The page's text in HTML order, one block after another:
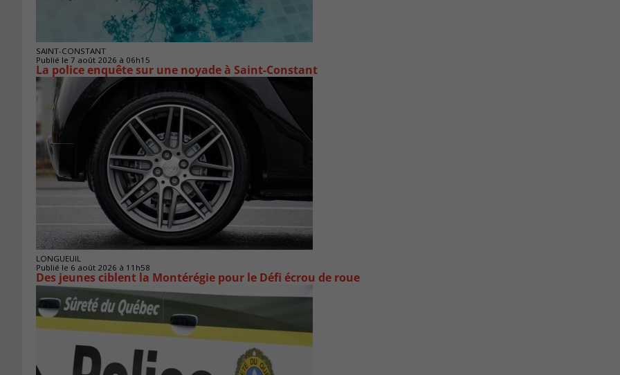
SAINT-CONSTANT
Publié le 7 août 2026 à 06h15
La police enquête sur une noyade à Saint-Constant
LONGUEUIL
Publié le 6 août 2026 à 11h58
Des jeunes ciblent la Montérégie pour le Défi écrou de roue